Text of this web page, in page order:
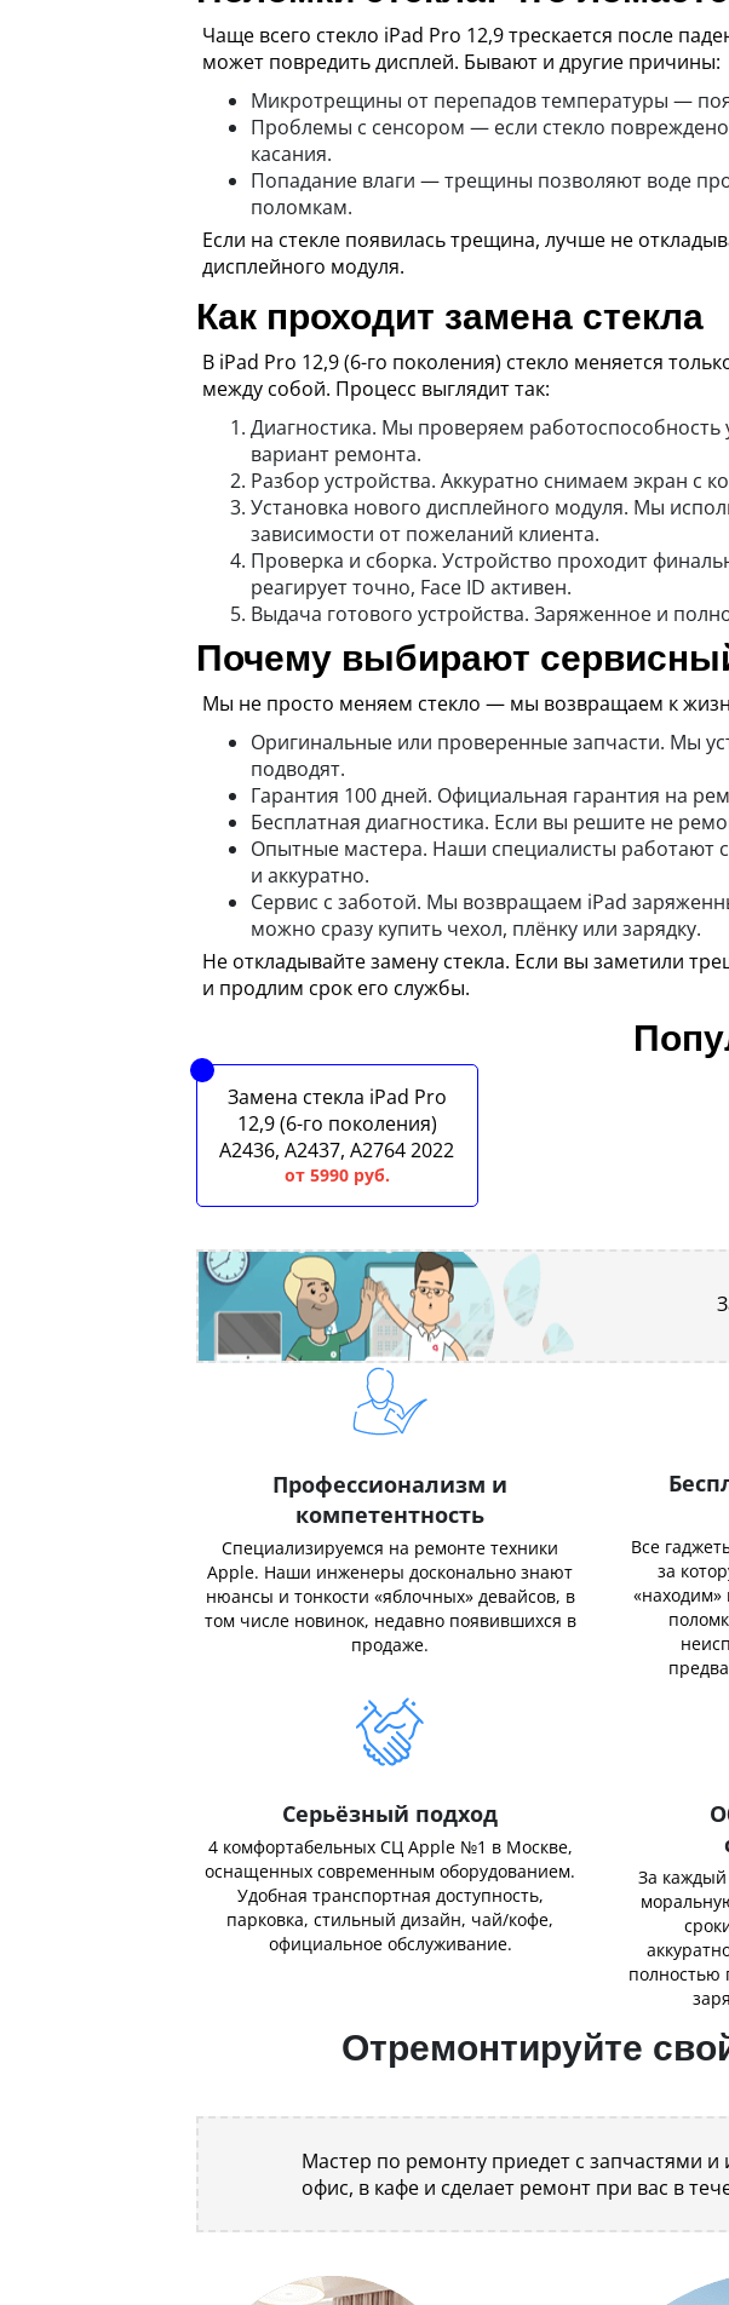
Чаще всего стекло iPad Pro 12,9 трескается после
может повредить дисплей. Бывают и другие причины:
Микротрещины от перепадов температуры —
Проблемы с сенсором — если стекло
касания.
Попадание влаги — трещины позволяют воде
поломкам.
Если на стекле появилась трещина, лучше не
дисплейного модуля.
Как проходит замена стекла
В iPad Pro 12,9 (6-го поколения) стекло меняется
между собой. Процесс выглядит так:
Диагностика. Мы проверяем
вариант ремонта.
Разбор устройства. Аккуратно снимаем экран с
Установка нового дисплейного модуля. Мы
зависимости от пожеланий клиента.
Проверка и сборка. Устройство проходит
реагирует точно, Face ID активен.
Выдача готового устройства. Заряженное и
Почему выбирают
Мы не просто меняем стекло — мы возвращаем к
Оригинальные или проверенные запчасти. Мы
подводят.
Гарантия 100 дней. Официальная гарантия на
Бесплатная диагностика. Если вы решите не
Опытные мастера. Наши специалисты работают с
и аккуратно.
Сервис с заботой. Мы возвращаем iPad
можно сразу купить чехол, плёнку или зарядку.
Не откладывайте замену стекла. Если вы заметили
и продлим срок его службы.
Замена стекла iPad Pro
12,9 (6-го поколения)
A2436, A2437, A2764 2022
от 5990 руб.
Профессионализм и
компетентность
Специализируемся на ремонте техники
Apple. Наши инженеры досконально знают
нюансы и тонкости «яблочных» девайсов, в
том числе новинок, недавно появившихся в
продаже.
Все
за
Серьёзный подход
4 комфортабельных СЦ Apple №1 в Москве,
оснащенных современным оборудованием.
Удобная транспортная доступность,
парковка, стильный дизайн, чай/кофе,
официальное обслуживание.
За
полностью
Отремонтируйте
Мастер по ремонту приедет с запчастями
офис, в кафе и сделает ремонт при вас в